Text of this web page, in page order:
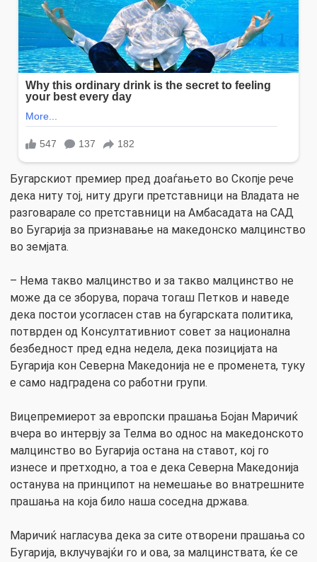
Бугарскиот премиер пред доаѓањето во Скопје рече
дека ниту тој, ниту други претставници на Владата не
разговарале со претставници на Амбасадата на САД
во Бугарија за признавање на македонско малцинство
во земјата.
– Нема такво малцинство и за такво малцинство не
може да се зборува, порача тогаш Петков и наведе
дека постои усогласен став на бугарската политика,
потврден од Консултативниот совет за национална
безбедност пред една недела, дека позицијата на
Бугарија кон Северна Македонија не е променета, туку
е само надградена со работни групи.
Вицепремиерот за европски прашања Бојан Маричиќ
вчера во интервју за Телма во однос на македонското
малцинство во Бугарија остана на ставот, кој го
изнесе и претходно, а тоа е дека Северна Македонија
останува на принципот на немешање во внатрешните
прашања на која било наша соседна држава.
Маричиќ нагласува дека за сите отворени прашања со
Бугарија, вклучувајќи го и ова, за малцинствата, ќе се